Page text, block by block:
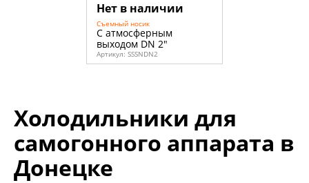
Нет в наличии
Съемный носик
С атмосферным
выходом DN 2"
Артикул: SSSNDN2
Холодильники для
самогонного аппарата в
Донецке